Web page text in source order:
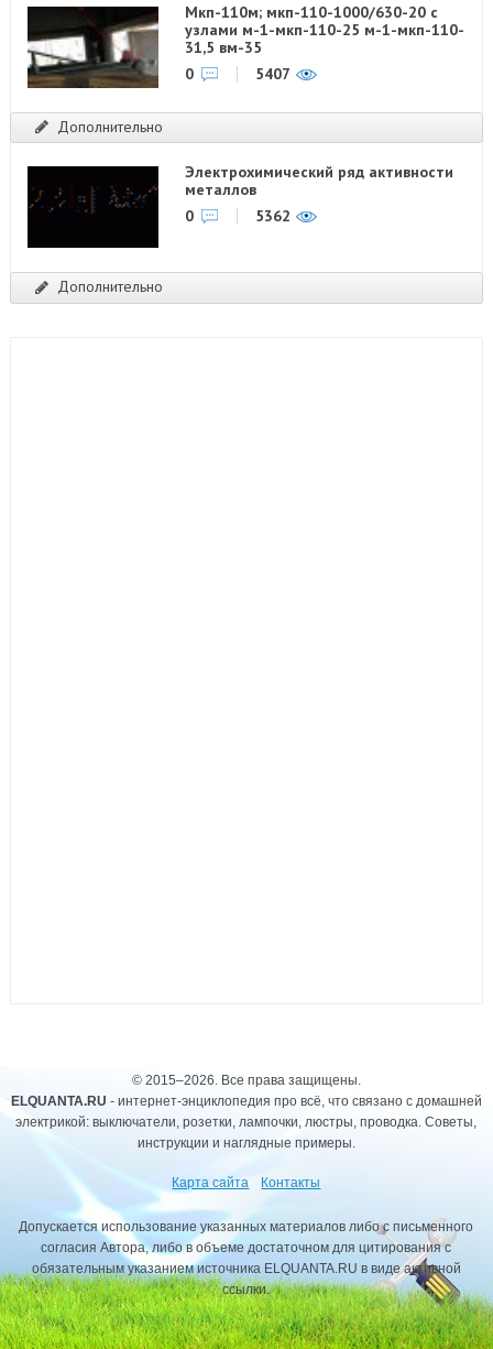
Мкп-110м; мкп-110-1000/630-20 с
узлами м-1-мкп-110-25 м-1-мкп-110-
31,5 вм-35
0
5407
Дополнительно
Электрохимический ряд активности
металлов
0
5362
Дополнительно
© 2015–2026. Все права защищены.
ELQUANTA.RU - интернет-энциклопедия про всё, что связано с домашней
электрикой: выключатели, розетки, лампочки, люстры, проводка. Советы,
инструкции и наглядные примеры.
Карта сайта Контакты
Допускается использование указанных материалов либо с письменного
согласия Автора, либо в объеме достаточном для цитирования с
обязательным указанием источника ELQUANTA.RU в виде активной
ссылки.